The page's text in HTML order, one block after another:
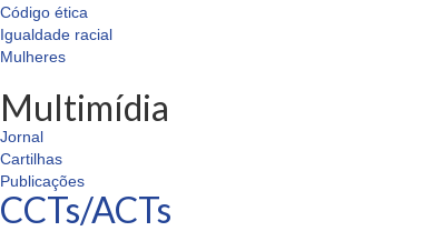
Código ética
Igualdade racial
Mulheres
Multimídia
Jornal
Cartilhas
Publicações
CCTs/ACTs